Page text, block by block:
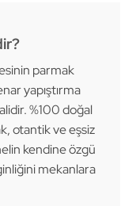
parmak
yapıştırma
%100 doğal
otantik ve eşsiz
kendine özgü
mekanlara